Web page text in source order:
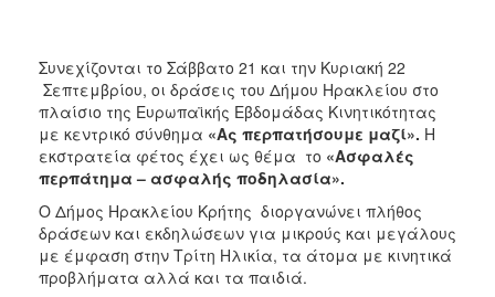
2012
2011
2010
2006
ΔΗΜΟΤΗΣ
Συνεχίζονται το Σάββατο 21 και την Κυριακή 22
Σεπτεμβρίου, οι δράσεις του Δήμου Ηρακλείου στο
πλαίσιο της Ευρωπαϊκής Εβδομάδας Κινητικότητας
με κεντρικό σύνθημα «Ας περπατήσουμε μαζί». Η
εκστρατεία φέτος έχει ως θέμα το «Ασφαλές
περπάτημα – ασφαλής ποδηλασία».
Ο Δήμος Ηρακλείου Κρήτης διοργανώνει πλήθος
δράσεων και εκδηλώσεων για μικρούς και μεγάλους
με έμφαση στην Τρίτη Ηλικία, τα άτομα με κινητικά
προβλήματα αλλά και τα παιδιά.